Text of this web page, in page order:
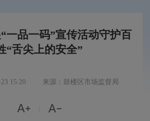
一品一码”宣传活动守护百
“舌尖上的安全”
15:20 来源：鼓楼区市场监督局
 